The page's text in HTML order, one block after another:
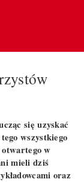
się uzyskać
wszystkiego
w
mieli dziś
oraz